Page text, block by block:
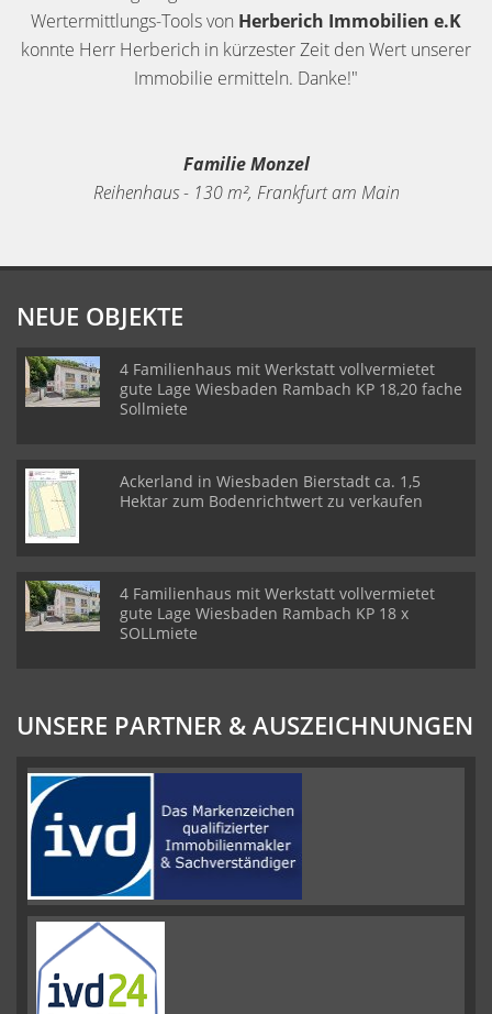
Wertermittlungs-Tools von Herberich Immobilien e.K
konnte Herr Herberich in kürzester Zeit den Wert unserer
Immobilie ermitteln. Danke!"
Familie Monzel
Reihenhaus - 130 m², Frankfurt am Main
NEUE OBJEKTE
4 Familienhaus mit Werkstatt vollvermietet
gute Lage Wiesbaden Rambach KP 18,20 fache
Sollmiete
Ackerland in Wiesbaden Bierstadt ca. 1,5
Hektar zum Bodenrichtwert zu verkaufen
4 Familienhaus mit Werkstatt vollvermietet
gute Lage Wiesbaden Rambach KP 18 x
SOLLmiete
UNSERE PARTNER & AUSZEICHNUNGEN